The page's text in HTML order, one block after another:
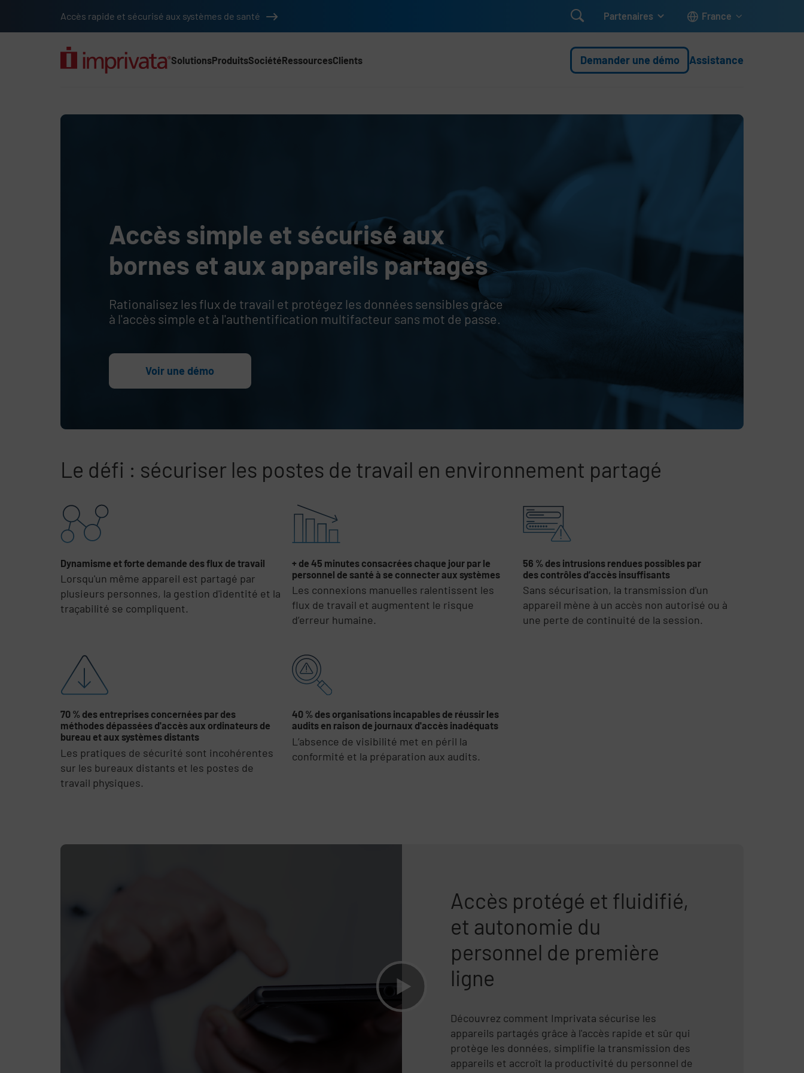
Accès rapide et sécurisé aux systèmes de santé  Partenaires France
SolutionsProduitsSociétéRessourcesClients Demander une démo Assistance
Accès simple et sécurisé aux
bornes et aux appareils partagés
Rationalisez les flux de travail et protégez les données sensibles grâce
à l'accès simple et à l'authentification multifacteur sans mot de passe.
Voir une démo
Le défi : sécuriser les postes de travail en environnement partagé
Ignorer le contenu de la liste
Dynamisme et forte demande des flux de travail
Lorsqu'un même appareil est partagé par
plusieurs personnes, la gestion d'identité et la
traçabilité se compliquent.
+ de 45 minutes consacrées chaque jour par le
personnel de santé à se connecter aux systèmes
Les connexions manuelles ralentissent les
flux de travail et augmentent le risque
d’erreur humaine.
56 % des intrusions rendues possibles par
des contrôles d’accès insuffisants
Sans sécurisation, la transmission d'un
appareil mène à un accès non autorisé ou à
une perte de continuité de la session.
70 % des entreprises concernées par des
méthodes dépassées d'accès aux ordinateurs de
bureau et aux systèmes distants
Les pratiques de sécurité sont incohérentes
sur les bureaux distants et les postes de
travail physiques.
40 % des organisations incapables de réussir les
audits en raison de journaux d'accès inadéquats
L’absence de visibilité met en péril la
conformité et la préparation aux audits.
Accès protégé et fluidifié,
et autonomie du
personnel de première
ligne
Découvrez comment Imprivata sécurise les
appareils partagés grâce à l'accès rapide et sûr qui
protège les données, simplifie la transmission des
appareils et accroît la productivité du personnel de